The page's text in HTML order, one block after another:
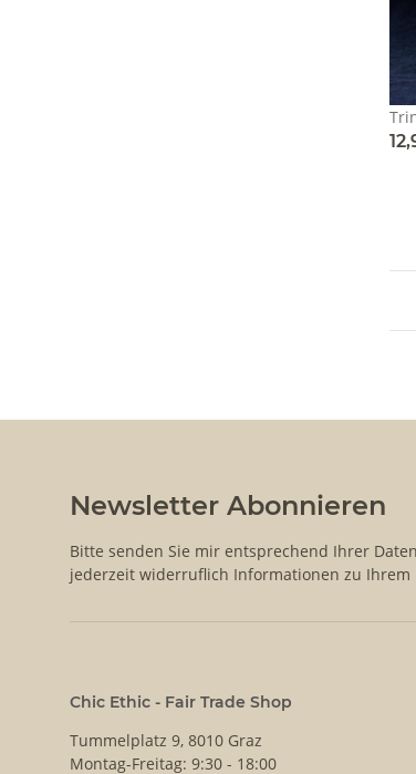
Newsletter Abonnieren
Bitte senden Sie mir entsprechend Ihrer
jederzeit widerruflich Informationen zu Ihrem
Chic Ethic - Fair Trade Shop
Tummelplatz 9, 8010 Graz
Montag-Freitag: 9:30 - 18:00